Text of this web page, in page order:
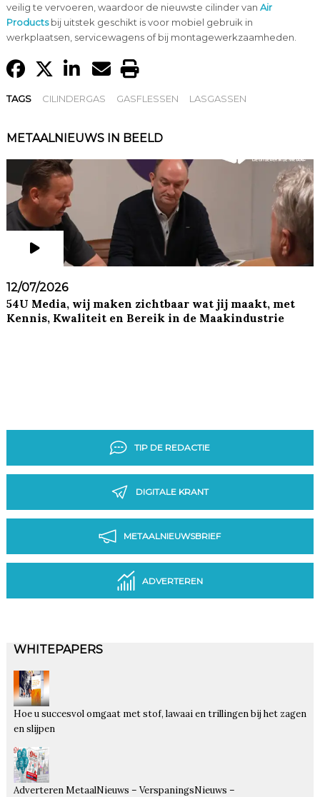
veilig te vervoeren, waardoor de nieuwste cilinder van Air
Productsbij uitstek geschikt is voor mobiel gebruik in
werkplaatsen, servicewagens of bij montagewerkzaamheden.
TAGS CILINDERGAS GASFLESSEN LASGASSEN
METAALNIEUWS IN BEELD
12/07/2026
54U Media, wij maken zichtbaar wat jij maakt, met
Kennis, Kwaliteit en Bereik in de Maakindustrie
TIP DE REDACTIE
DIGITALE KRANT
METAALNIEUWSBRIEF
ADVERTEREN
WHITEPAPERS
Hoe u succesvol omgaat met stof, lawaai en trillingen bij het zagen
en slijpen
Adverteren MetaalNieuws – VerspaningsNieuws –